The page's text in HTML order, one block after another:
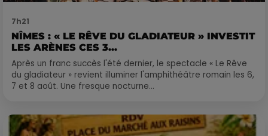
7h21
NÎMES : « LE RÊVE DU GLADIATEUR » INVESTIT
LES ARÈNES CES 3...
Après un franc succès l'été dernier, le spectacle « Le Rêve
du gladiateur » revient illuminer l'amphithéâtre romain les 6,
7 et 8 août. Une fresque nocturne...